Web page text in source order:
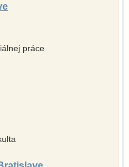
práce